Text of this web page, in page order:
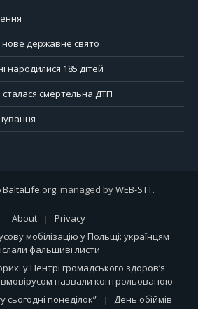
нове державне свято
185 дітей
сталася смертельна ДТП
BaltaLife.org. managed byWEB-STT.
About
Privacy
мобілізацію у Польщі: українцям
фальшиві листи
у Центрі громадського здоров’я
назвали контрольованою
сьогодні понеділок”
День обіймів